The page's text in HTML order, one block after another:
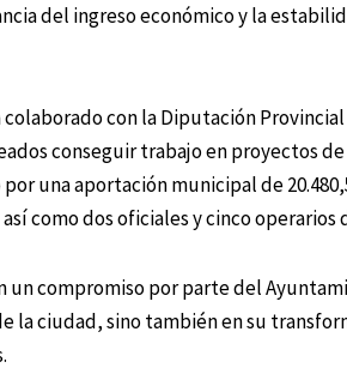
del ingreso económico y la
con la Diputación
conseguir trabajo en proyectos
una aportación municipal de
como dos oficiales y cinco operarios
un compromiso por parte del
la ciudad, sino también en su